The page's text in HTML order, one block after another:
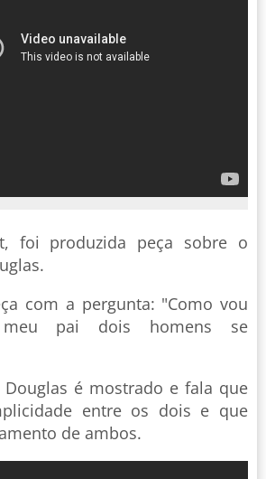
foi produzida peça sobre o
com a pergunta: "Como vou
pai dois homens se
é mostrado e fala que
entre os dois e que
de ambos.